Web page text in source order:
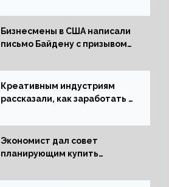
Бизнесмены в США написали
письмо Байдену с призывом
Креативным индустриям
рассказали, как заработать 2
экономики
Экономист дал совет
планирующим купить